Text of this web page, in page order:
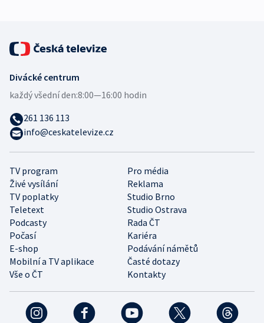
TV program
Pro média
Živé vysílání
Reklama
TV poplatky
Studio Brno
Teletext
Studio Ostrava
Podcasty
Rada ČT
Počasí
Kariéra
E-shop
Podávání námětů
Mobilní a TV aplikace
Časté dotazy
Vše o ČT
Kontakty
Divácké centrum
každý všední den:8:00—16:00 hodin
261 136 113
info@ceskatelevize.cz